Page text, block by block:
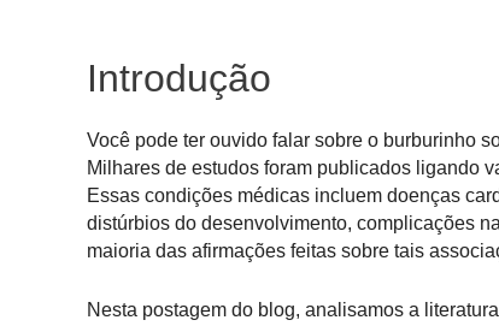
Introdução
Você pode ter ouvido falar sobre o burburinho
Milhares de estudos foram publicados ligando
Essas condições médicas incluem doenças
distúrbios do desenvolvimento, complicações
maioria das afirmações feitas sobre tais
Nesta postagem do blog, analisamos a